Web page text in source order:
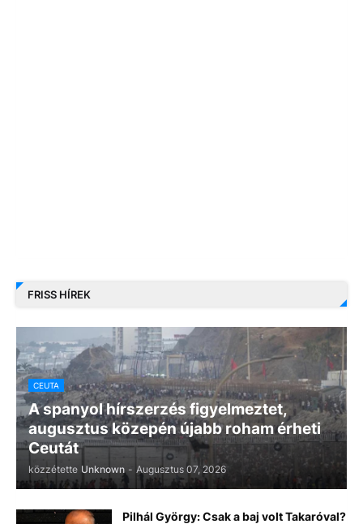
FRISS HÍREK
CEUTA
A spanyol hírszerzés figyelmeztet,
augusztus közepén újabb roham érheti
Ceutát
közzétette Unknown - Augusztus 07, 2026
Pilhál György: Csak a baj volt Takaróval?